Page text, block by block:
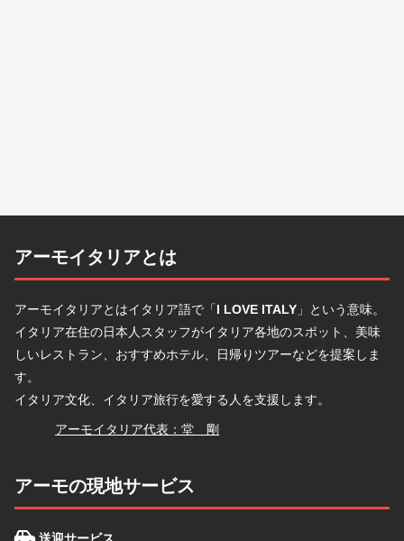
アーモイタリアとは
アーモイタリアとはイタリア語で「I LOVE ITALY 」という意味。
イタリア在住の日本人スタッフがイタリア各地のスポット、美味
しいレストラン、おすすめホテル、日帰りツアーなどを提案しま
す。
イタリア文化、イタリア旅行を愛する人を支援します。
堂
アーモイタリア代表：堂 剛
アーモの現地サービス